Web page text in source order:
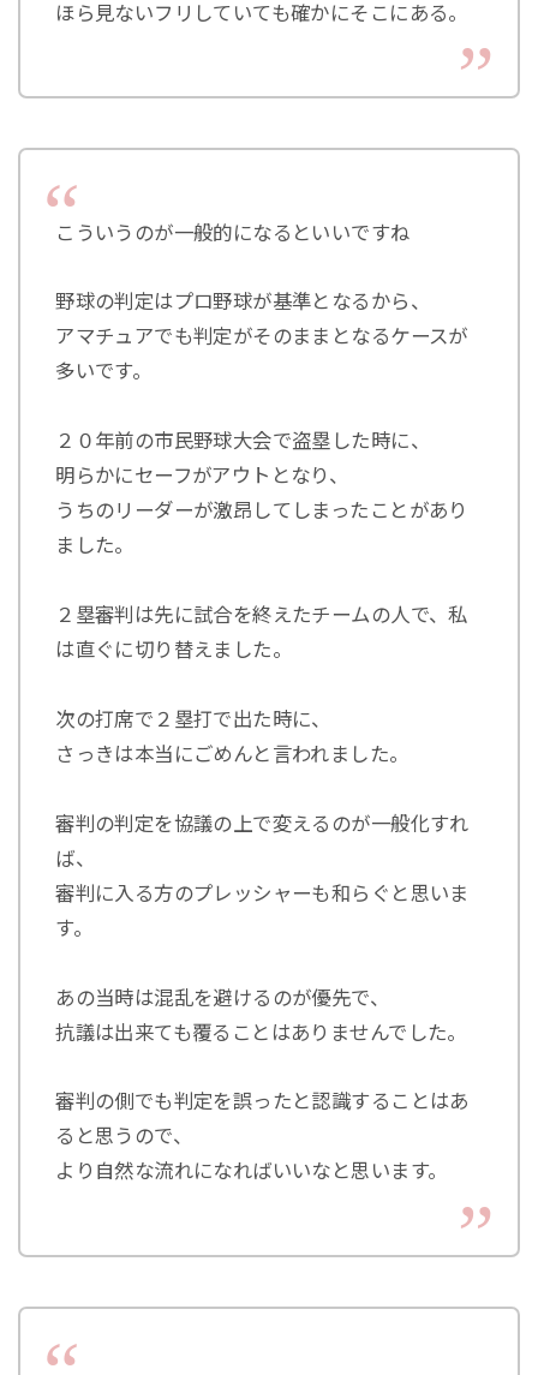
ほら見ないフリしていても確かにそこにある。
こういうのが一般的になるといいですね
野球の判定はプロ野球が基準となるから、
アマチュアでも判定がそのままとなるケースが
多いです。
２０年前の市民野球大会で盗塁した時に、
明らかにセーフがアウトとなり、
うちのリーダーが激昂してしまったことがあり
ました。
２塁審判は先に試合を終えたチームの人で、私
は直ぐに切り替えました。
次の打席で２塁打で出た時に、
さっきは本当にごめんと言われました。
審判の判定を協議の上で変えるのが一般化すれ
ば、
審判に入る方のプレッシャーも和らぐと思いま
す。
あの当時は混乱を避けるのが優先で、
抗議は出来ても覆ることはありませんでした。
審判の側でも判定を誤ったと認識することはあ
ると思うので、
より自然な流れになればいいなと思います。